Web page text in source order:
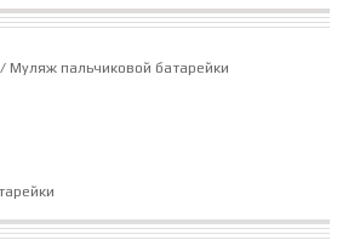
/ Муляж пальчиковой батарейки